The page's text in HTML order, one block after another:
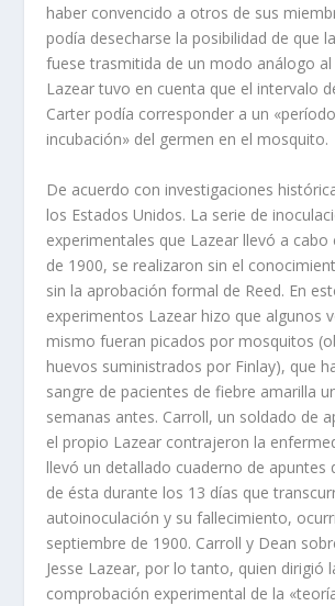
haber convencido a otros de sus
podía desecharse la posibilidad de que
fuese trasmitida de un modo análogo al
Lazear tuvo en cuenta que el intervalo
Carter podía corresponder a un
incubación» del germen en el mosquito.
De acuerdo con investigaciones
los Estados Unidos. La serie de
experimentales que Lazear llevó a cabo
de 1900, se realizaron sin el
sin la aprobación formal de Reed. En
experimentos Lazear hizo que algunos
mismo fueran picados por mosquitos
huevos suministrados por Finlay), que
sangre de pacientes de fiebre amarilla
semanas antes. Carroll, un soldado de
el propio Lazear contrajeron la
llevó un detallado cuaderno de apuntes
de ésta durante los 13 días que
autoinoculación y su fallecimiento,
septiembre de 1900. Carroll y Dean
Jesse Lazear, por lo tanto, quien dirigió
comprobación experimental de la